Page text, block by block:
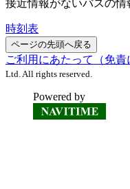
接近情報がないバスの情
時刻表
ページの先頭へ戻る
ご利用にあたって（免責
Ltd. All rights reserved.
Powered by